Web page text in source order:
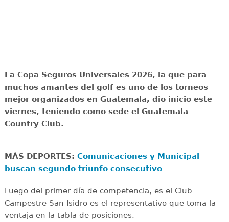
La Copa Seguros Universales 2026, la que para
muchos amantes del golf es uno de los torneos
mejor organizados en Guatemala, dio inicio este
viernes, teniendo como sede el Guatemala
Country Club.
MÁS DEPORTES: Comunicaciones y Municipal
buscan segundo triunfo consecutivo
Luego del primer día de competencia, es el Club
Campestre San Isidro es el representativo que toma la
ventaja en la tabla de posiciones.